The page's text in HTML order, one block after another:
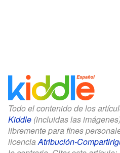
Todo el contenido de los
Kiddle (incluidas las
libremente para fines
licenciaAtribución-